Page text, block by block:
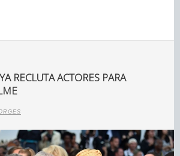
RECLUTA ACTORES PARA